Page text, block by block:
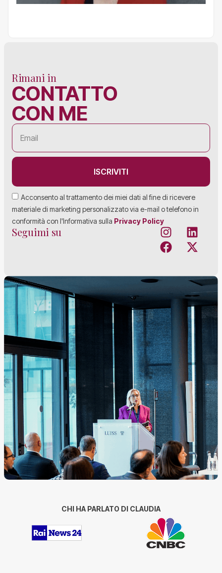
Rimani in
CONTATTO
CON ME
Acconsento al trattamento dei miei dati al fine di ricevere
materiale di marketing personalizzato via e-mail o telefono in
conformità con l'Informativa sulla Privacy Policy
ISCRIVITI
Seguimi su
CHI HA PARLATO DI CLAUDIA